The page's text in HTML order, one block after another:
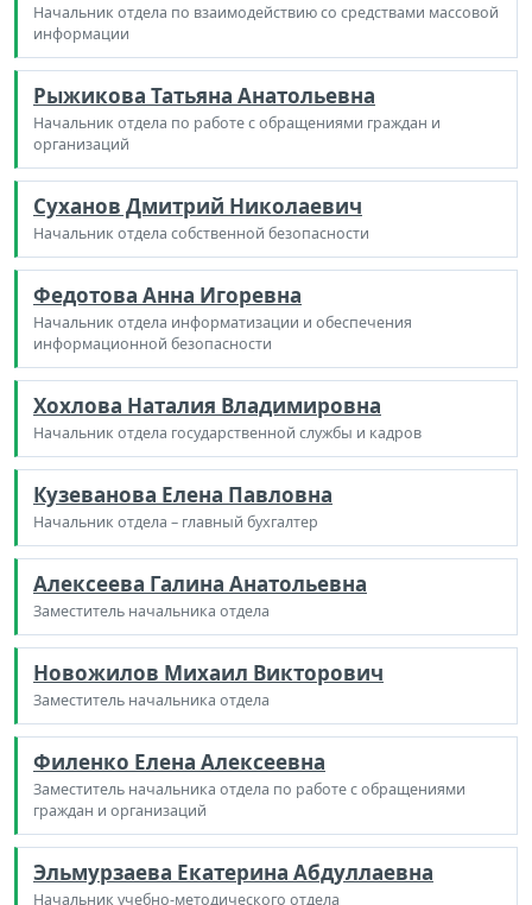
Начальник отдела по взаимодействию со средствами массовой
информации
Рыжикова Татьяна Анатольевна
Начальник отдела по работе с обращениями граждан и
организаций
Суханов Дмитрий Николаевич
Начальник отдела собственной безопасности
Федотова Анна Игоревна
Начальник отдела информатизации и обеспечения
информационной безопасности
Хохлова Наталия Владимировна
Начальник отдела государственной службы и кадров
Кузеванова Елена Павловна
Начальник отдела – главный бухгалтер
Алексеева Галина Анатольевна
Заместитель начальника отдела
Новожилов Михаил Викторович
Заместитель начальника отдела
Филенко Елена Алексеевна
Заместитель начальника отдела по работе с обращениями
граждан и организаций
Эльмурзаева Екатерина Абдуллаевна
Начальник учебно-методического отдела